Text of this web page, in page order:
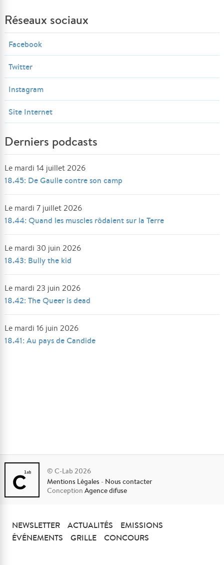
Réseaux sociaux
Facebook
Twitter
Instagram
Site Internet
Derniers podcasts
Le mardi 14 juillet 2026
18.45: De Gaulle contre son camp
Le mardi 7 juillet 2026
18.44: Quand les muscles rôdaient sur la Terre
Le mardi 30 juin 2026
18.43: Bully the kid
Le mardi 23 juin 2026
18.42: The Queer is dead
Le mardi 16 juin 2026
18.41: Au pays de Candide
© C-Lab 2026
Mentions Légales - Nous contacter
ConceptionAgence difuse
NEWSLETTER ACTUALITÉS
EMISSIONS
ÉVÉNEMENTS
GRILLE CONCOURS